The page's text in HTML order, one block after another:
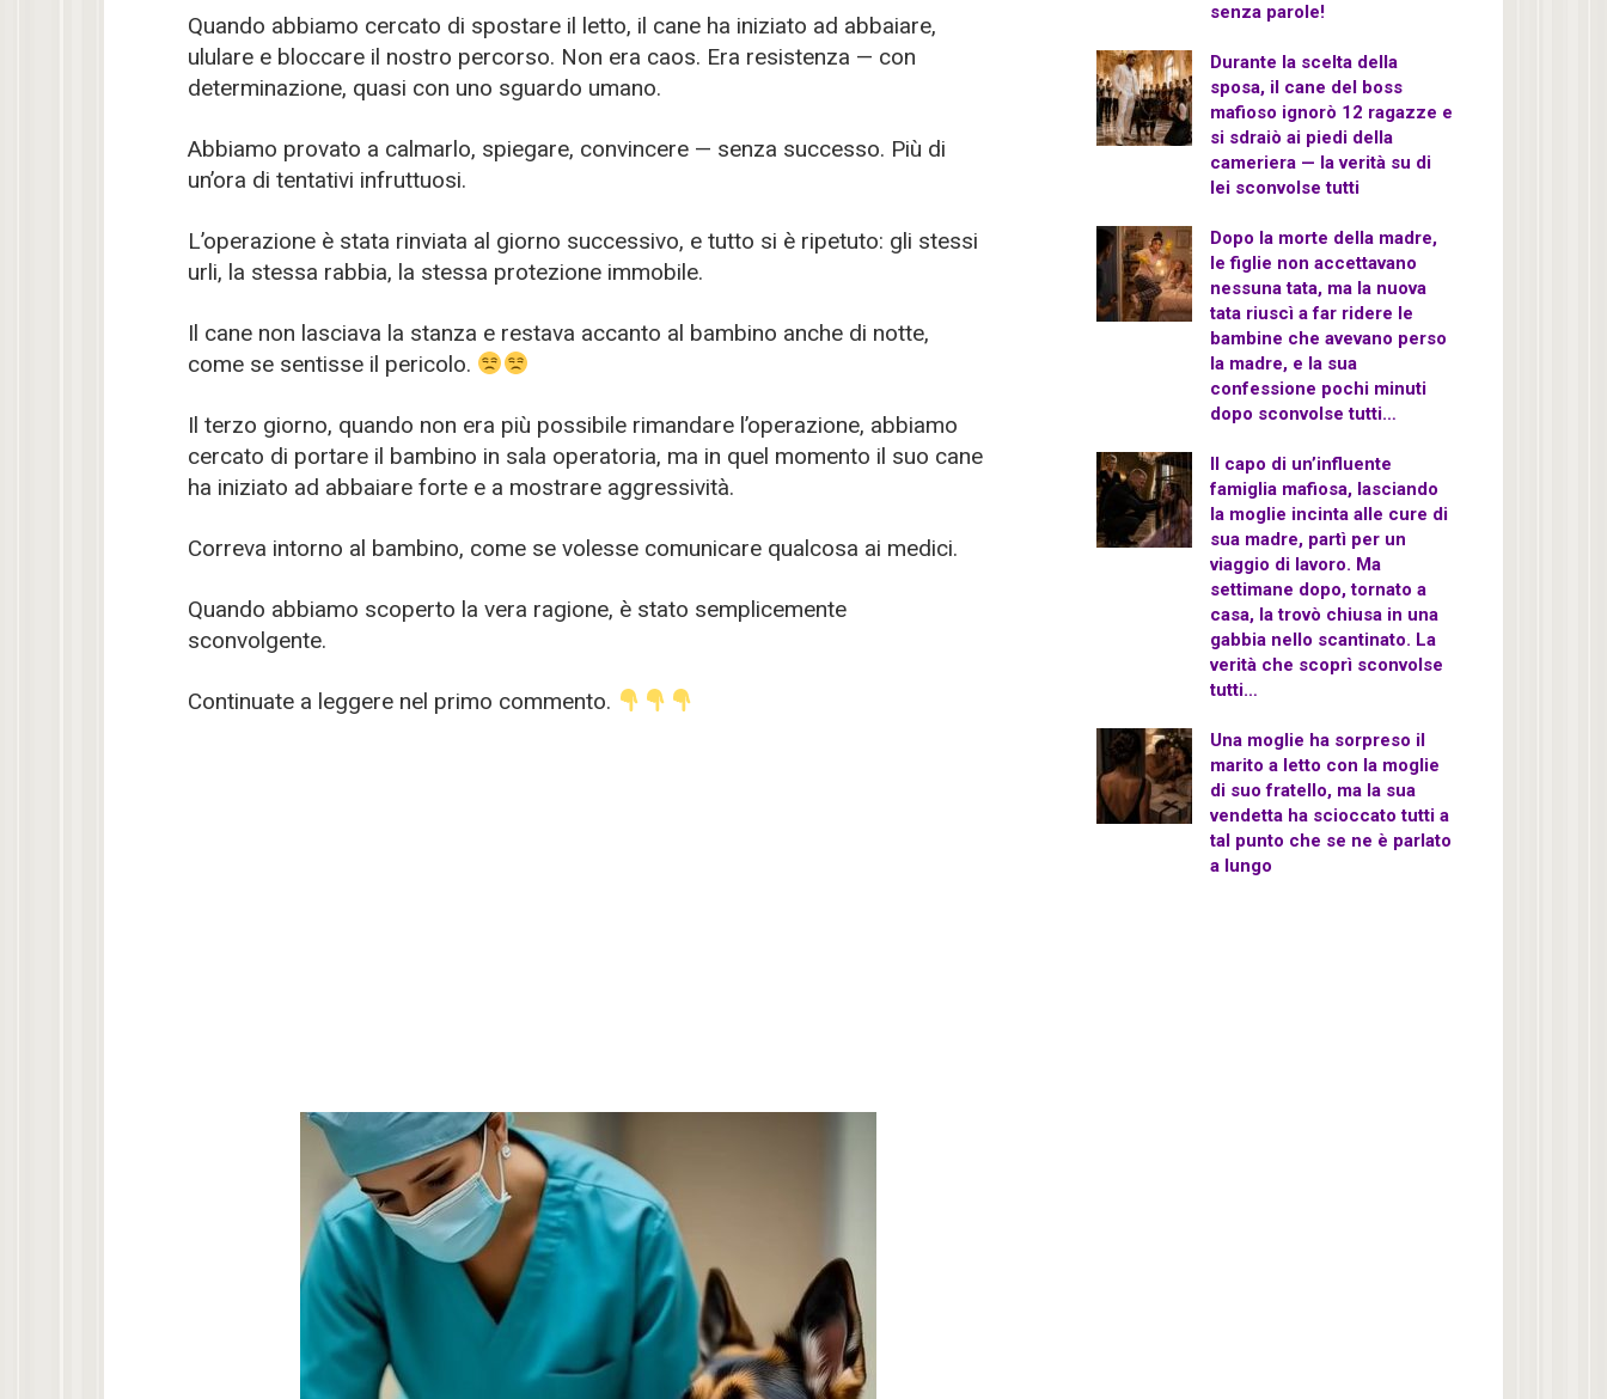
Quando abbiamo cercato di spostare il letto, il cane ha iniziato ad abbaiare,
ululare e bloccare il nostro percorso. Non era caos. Era resistenza — con
determinazione, quasi con uno sguardo umano.
Abbiamo provato a calmarlo, spiegare, convincere — senza successo. Più di
un’ora di tentativi infruttuosi.
L’operazione è stata rinviata al giorno successivo, e tutto si è ripetuto: gli stessi
urli, la stessa rabbia, la stessa protezione immobile.
Il cane non lasciava la stanza e restava accanto al bambino anche di notte,
come se sentisse il pericolo.
Il terzo giorno, quando non era più possibile rimandare l’operazione, abbiamo
cercato di portare il bambino in sala operatoria, ma in quel momento il suo cane
ha iniziato ad abbaiare forte e a mostrare aggressività.
Correva intorno al bambino, come se volesse comunicare qualcosa ai medici.
Quando abbiamo scoperto la vera ragione, è stato semplicemente
sconvolgente.
Continuate a leggere nel primo commento.
senza parole!
Durante la scelta della
sposa, il cane del boss
mafioso ignorò 12 ragazze e
si sdraiò ai piedi della
cameriera — la verità su di
lei sconvolse tutti
Dopo la morte della madre,
le figlie non accettavano
nessuna tata, ma la nuova
tata riuscì a far ridere le
bambine che avevano perso
la madre, e la sua
confessione pochi minuti
dopo sconvolse tutti…
Il capo di un’influente
famiglia mafiosa, lasciando
la moglie incinta alle cure di
sua madre, partì per un
viaggio di lavoro. Ma
settimane dopo, tornato a
casa, la trovò chiusa in una
gabbia nello scantinato. La
verità che scoprì sconvolse
tutti…
Una moglie ha sorpreso il
marito a letto con la moglie
di suo fratello, ma la sua
vendetta ha scioccato tutti a
tal punto che se ne è parlato
a lungo